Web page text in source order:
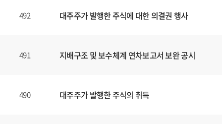
492 대주주가 발행한 주식에 대한 의결권 행사
491 지배구조 및 보수체계 연차보고서 보완 공시
490 대주주가 발행한 주식의 취득